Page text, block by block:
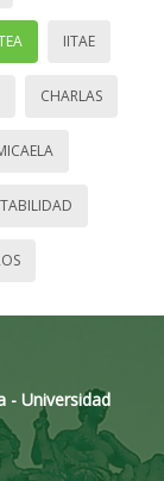
IITAE
CHARLAS
- Universidad